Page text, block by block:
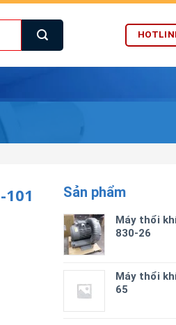
Sản phẩm
Máy thổi
830-26
Máy thổi
65
101